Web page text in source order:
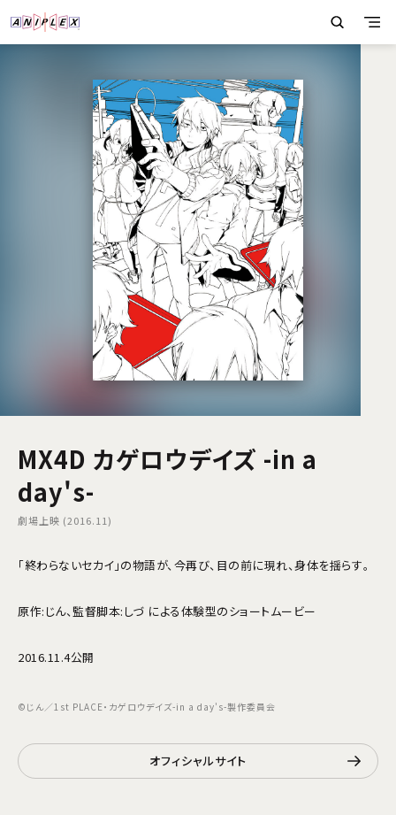
MX4D カゲロウデイズ -in a
day's-
劇場上映 (2016.11)
「終わらないセカイ」の物語が、今再び、目の前に現れ、身体を揺らす――。
原作:じん、監督脚本:しづ による体験型のショートムービー
2016.11.4公開
©じん／1st PLACE・カゲロウデイズ-in a day's-製作委員会
オフィシャルサイト